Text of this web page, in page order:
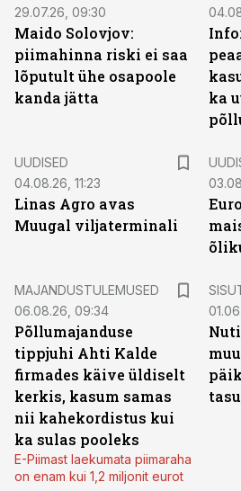
29.07.26, 09:30
Maido Solovjov:
piimahinna riski ei saa
lõputult ühe osapoole
kanda jätta
ka
UUDISED
04.08.26, 11:23
Linas Agro avas
Muugal viljaterminali
MAJANDUSTULEMUSED
06.08.26, 09:34
Põllumajanduse
tippjuhi Ahti Kalde
firmades käive üldiselt
kerkis, kasum samas
nii kahekordistus kui
ka sulas pooleks
E-Piimast laekumata piimaraha
on enam kui 1,2 miljonit eurot